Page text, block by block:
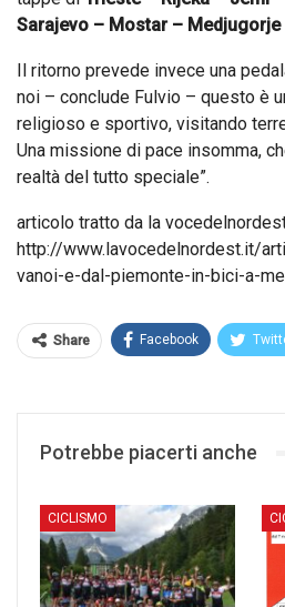
Sarajevo – Mostar – Medjugorje
Il ritorno prevede invece una
noi – conclude Fulvio – questo è
religioso e sportivo, visitando
Una missione di pace insomma,
realtà del tutto speciale”.
articolo tratto da la
http://www.lavocedelnordest.it/
vanoi-e-dal-piemonte-in-bici-a-
Share Facebook
Potrebbe piacerti anche
CICLISMO